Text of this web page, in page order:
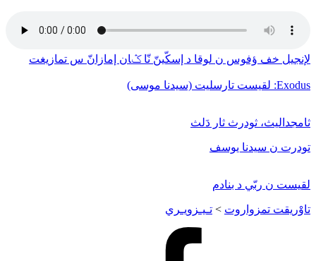
لإنجيل خف ﺅفوس ن لوقا د إسكّينّ نّا ݣان إمازانّ س تمازيغت
Exodus: لقيست تارسليت (سيدنا موسى)
ثامجداليث، ثودرث ثار دَلث
تودرت ن سيدنا يوسف
لقيست ن ربّي د بنادم
تاوْريقت تمزواروت > تـيـزويـري